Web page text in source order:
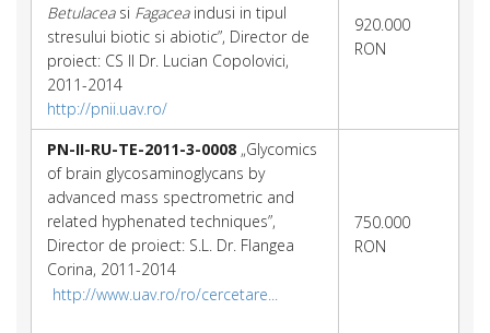
Betulacea si Fagaceaindusi in tipul
stresului biotic si abiotic”, Director de
proiect: CS II Dr. Lucian Copolovici,
2011-2014
http://pnii.uav.ro/
920.000
RON
PN-II-RU-TE-2011-3-0008 „Glycomics
of brain glycosaminoglycans by
advanced mass spectrometric and
related hyphenated techniques”,
Director de proiect: S.L. Dr. Flangea
Corina, 2011-2014
http://www.uav.ro/ro/cercetare...
750.000
RON